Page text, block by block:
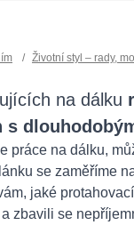
/ Životní styl – rady,
na dálku
práce na dálku,
se zaměříme
jaké
zbavili se